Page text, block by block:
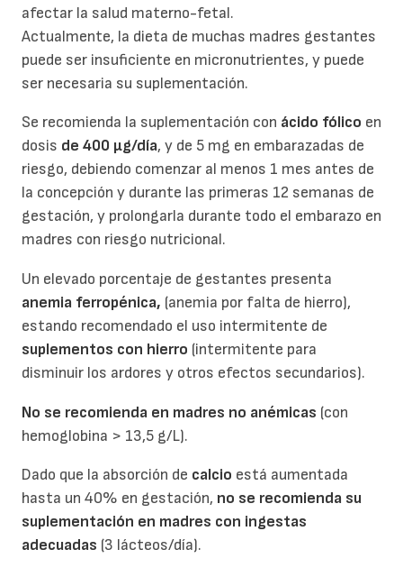
afectar la salud materno-fetal.
Actualmente, la dieta de muchas madres gestantes
puede ser insuficiente en micronutrientes, y puede
ser necesaria su suplementación.
Se recomienda la suplementación con ácido fólico en
dosis de 400 μg/día, y de 5 mg en embarazadas de
riesgo, debiendo comenzar al menos 1 mes antes de
la concepción y durante las primeras 12 semanas de
gestación, y prolongarla durante todo el embarazo en
madres con riesgo nutricional.
Un elevado porcentaje de gestantes presenta
anemia ferropénica, (anemia por falta de hierro),
estando recomendado el uso intermitente de
suplementos con hierro (intermitente para
disminuir los ardores y otros efectos secundarios).
No se recomienda en madres no anémicas (con
hemoglobina > 13,5 g/L).
Dado que la absorción de calcio está aumentada
hasta un 40% en gestación, no se recomienda su
suplementación en madres con ingestas
adecuadas (3 lácteos/día).